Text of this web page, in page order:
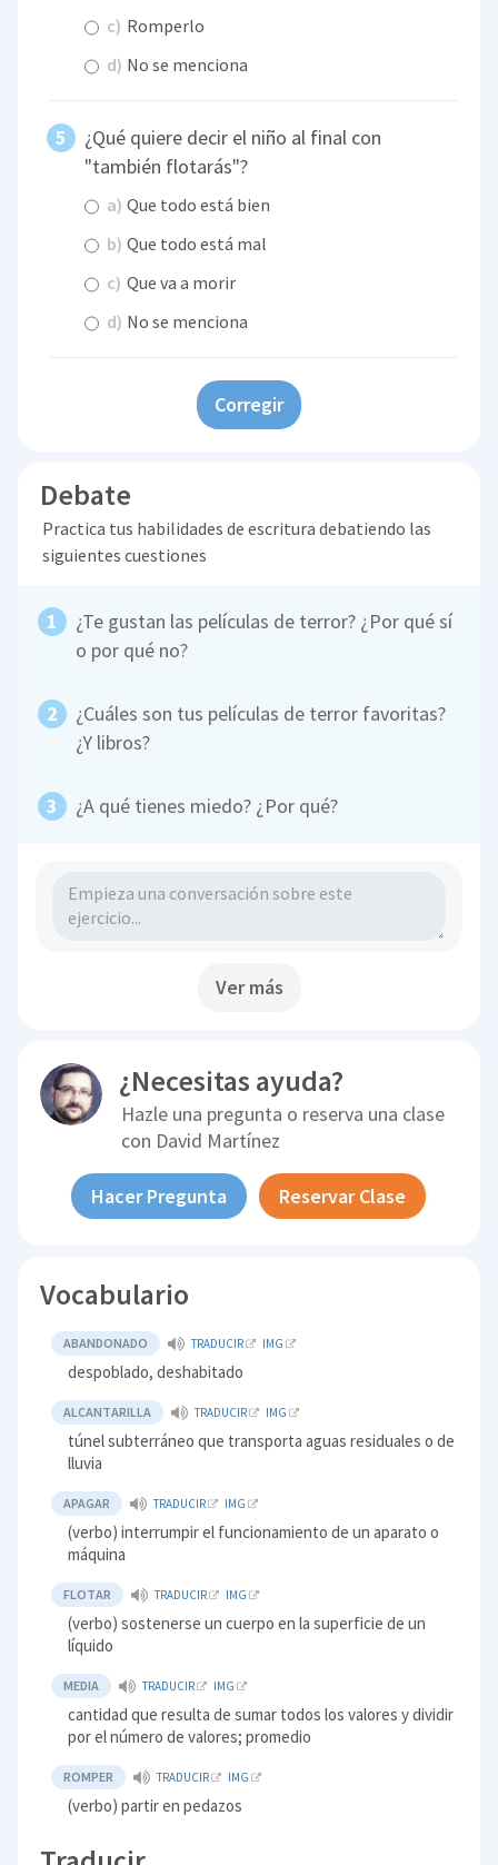
c) Romperlo
d) No se menciona
¿Qué quiere decir el niño al final con
"también flotarás"?
a) Que todo está bien
b) Que todo está mal
c) Que va a morir
d) No se menciona
Corregir
Debate
Practica tus habilidades de escritura debatiendo las
siguientes cuestiones
¿Te gustan las películas de terror? ¿Por qué sí
o por qué no?
¿Cuáles son tus películas de terror favoritas?
¿Y libros?
¿A qué tienes miedo? ¿Por qué?
Ver más
¿Necesitas ayuda?
Hazle una pregunta o reserva una clase
con David Martínez
Hacer Pregunta Reservar Clase
Vocabulario
ABANDONADO TRADUCIR IMG
despoblado, deshabitado
ALCANTARILLA TRADUCIR IMG
túnel subterráneo que transporta aguas residuales o de
lluvia
APAGAR TRADUCIR IMG
(verbo) interrumpir el funcionamiento de un aparato o
máquina
FLOTAR TRADUCIR IMG
(verbo) sostenerse un cuerpo en la superficie de un
líquido
MEDIA TRADUCIR IMG
cantidad que resulta de sumar todos los valores y dividir
por el número de valores; promedio
ROMPER TRADUCIR IMG
(verbo) partir en pedazos